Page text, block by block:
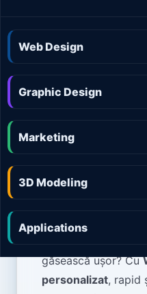
Web Design
Graphic Design
Marketing
3D Modeling
Applications
Web
site-
(jud.
găsească ușor? Cu
personalizat, rapid